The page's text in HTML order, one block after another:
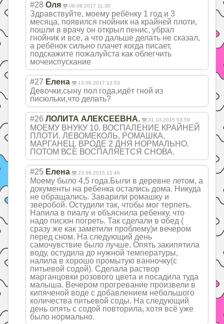
#28 Оля 08.08.2017 11:30
Здравствуйте, моему ребёнку 1 год и 3
месяца, появился гнойник на крайней плоти,
пошли в врачу он открыл пенис, убрал
гнойник и все, а что дальше делать не сказал,
а ребёнок сильно плачет когда писает,
подскажите пожалуйста как облегчить
мочеиспускание
#27 Елена 13.06.2017 12:53
Девочки,сыну пол года,идёт гной из
писюльки,что делать?
#26 ЛОЛИТА АЛЕКСЕЕВНА. 31.10.2015 03:59
МОЕМУ ВНУКУ 10. ВОСПАЛЕНИЕ КРАЙНЕЙ
ПЛОТИ. ЛЕВОМЕКОЛЬ, РОМАШКА,
МАРГАНЕЦ. ВРОДЕ 2 ДНЯ НОРМАЛЬНО.
ПОТОМ ВСЕ ВОСПАЛЯЕТСЯ СНОВА.
#25 Елена 23.09.2015 12:46
Моему было 4,5 года.Были в деревне летом, а
документы на ребенка остались дома. Никуда
не обращались. Заварили ромашку и
зверобой. Остудили так, чтобы мог терпеть.
Напила в пиалу и объяснила ребенку, что
надо писюн погреть. Так сделали в обед (
сразу же как заметили проблему)и вечером
перед сном. На следующий день
самочувствие было лучше. Опять закипятила
воду, остудила до нужной температуры,
налила в хорошо промытую ванночку(с
питьевой содой). Сделала раствор
марганцовки розового цвета и посадила туда
малыша. Вечером прогревание произвели в
кипяченой воде с добавлением небольшого
количества питьевой соды. На следующий
день опять с содой повторила, хотя всё уже
было нормально.